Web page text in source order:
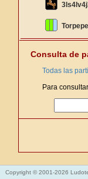
Consulta de
Todas las
Para
Copyright © 2001-2026